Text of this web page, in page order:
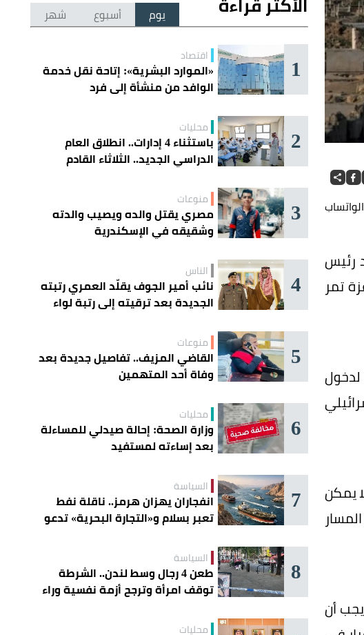
رئيس
تمر
يمكن
أن
يوم أسبوع شهر
1 اقتصاد
«الموارد البشرية»: إتاحة نقل خدمة
الوافد من منشأة إلى فرد
2 محليات
باستثناء 4 إدارات.. انطلاق العام
الدراسي الجديد.. الثلاثاء القادم
3 منوعات
مصري يقتل والده ويصيب والدته
وشقيقه في الإسكندرية
4 الناس
نائب أمير الجوف يقلّد العمري رتبته
الجديدة بعد ترقيته إلى رتبة لواء
5 منوعات
القاضي المزيف.. تفاصيل جديدة بعد
وفاة أحد المتهمين
6 محليات
وزارة الصحة: إحالة صيدلي للمساءلة
بعد إساءته لمستفيد
7 السياسة
انفجاران يهزان هرمز.. ناقلة نفط
تعبر بسلام و«التجارة البحرية» تدعو
8 السياسة
طعن 4 رجال وسط لندن.. الشرطة
توقف امرأة وترجح أزمة نفسية وراء
محليات